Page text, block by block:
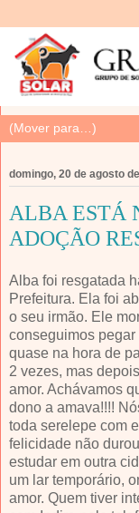
domingo, 20 de agosto
ALBA ESTÁ
ADOÇÃO
Alba foi resgatada
Prefeitura. Ela foi
o seu irmão. Ele
conseguimos
quase na hora de
2 vezes, mas
amor. Achávamos
dono a amava!!!!
toda serelepe com
felicidade não
estudar em outra
um lar temporário,
amor. Quem tiver